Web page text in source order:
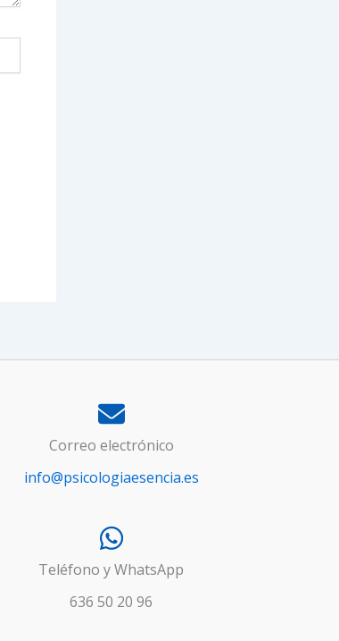
Correo electrónico
info@psicologiaesencia.es
Teléfono y WhatsApp
636 50 20 96